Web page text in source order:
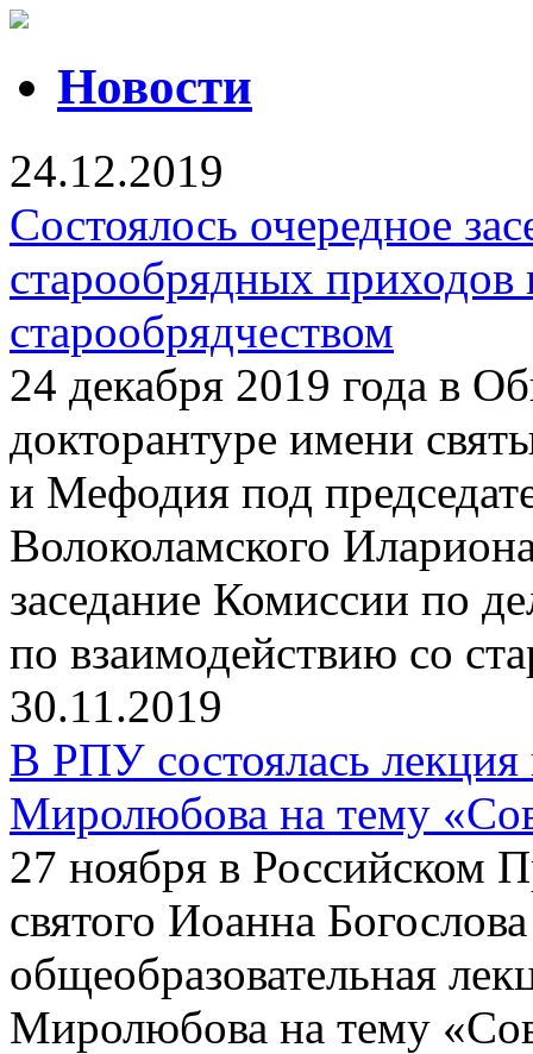
Новости
24.12.2019
Состоялось очередное
старообрядных
старообрядчеством
24 декабря 2019 года в
докторантуре имени
и Мефодия под
Волоколамского
заседание Комиссии по
по взаимодействию со
30.11.2019
В РПУ состоялась
Миролюбова на тему
27 ноября в Российском
святого Иоанна
общеобразовательная
Миролюбова на тему